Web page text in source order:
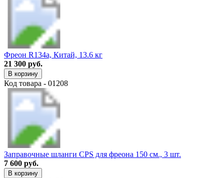
Фреон R134a, Китай, 13.6 кг
21 300 руб.
В корзину
Код товара - 01208
Заправочные шланги CPS для фреона 150 см., 3 шт.
7 600 руб.
В корзину